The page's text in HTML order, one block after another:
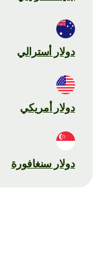
دولار أسترالي
دولار أمريكي
دولار سنغافورة